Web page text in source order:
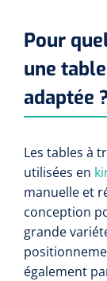
Pour
une
adaptée
Les tables à
utilisées en
manuelle et
conception
grande
également